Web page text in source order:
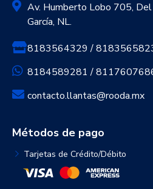
Av. Humberto Lobo 705, Del
García, NL.
8183564329 /
8184589281 /
contacto.llantas@rooda.mx
Métodos de pago
Tarjetas de Crédito/Débito